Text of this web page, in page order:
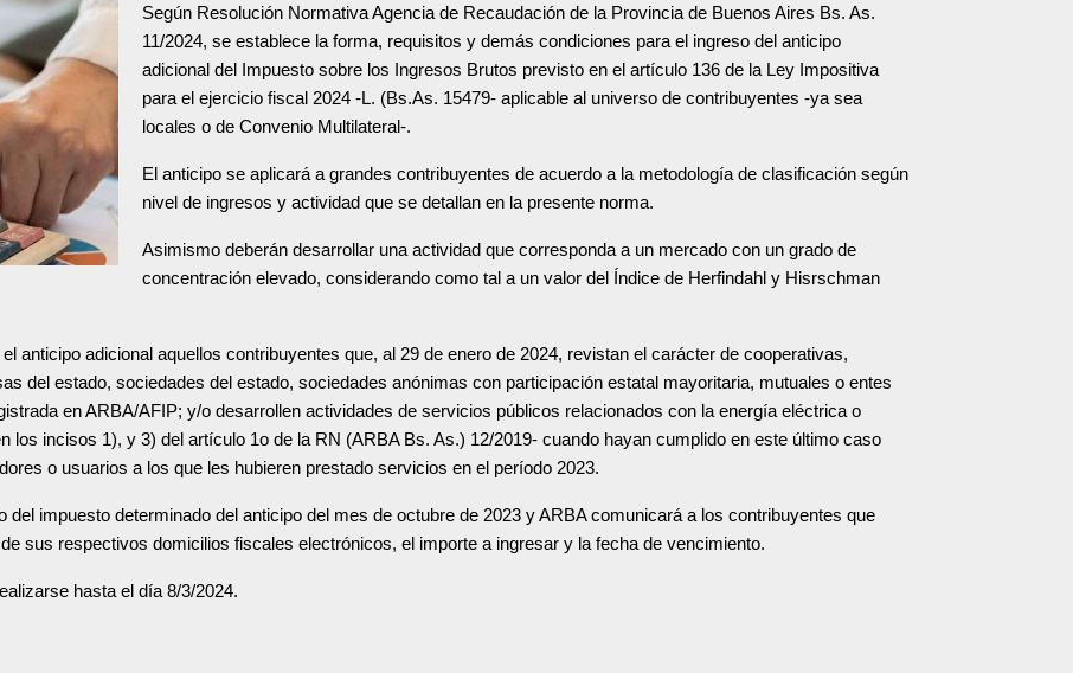
Según Resolución Normativa Agencia de Recaudación de la Provincia de Buenos Aires Bs. As.
11/2024, se establece la forma, requisitos y demás condiciones para el ingreso del anticipo
adicional del Impuesto sobre los Ingresos Brutos previsto en el artículo 136 de la Ley Impositiva
para el ejercicio fiscal 2024 -L. (Bs.As. 15479- aplicable al universo de contribuyentes -ya sea
locales o de Convenio Multilateral-.
El anticipo se aplicará a grandes contribuyentes de acuerdo a la metodología de clasificación según
nivel de ingresos y actividad que se detallan en la presente norma.
Asimismo deberán desarrollar una actividad que corresponda a un mercado con un grado de
concentración elevado, considerando como tal a un valor del Índice de Herfindahl y Hisrschman
anticipo adicional aquellos contribuyentes que, al 29 de enero de 2024, revistan el carácter de cooperativas,
del estado, sociedades del estado, sociedades anónimas con participación estatal mayoritaria, mutuales o entes
en ARBA/AFIP; y/o desarrollen actividades de servicios públicos relacionados con la energía eléctrica o
los incisos 1), y 3) del artículo 1o de la RN (ARBA Bs. As.) 12/2019- cuando hayan cumplido en este último caso
o usuarios a los que les hubieren prestado servicios en el período 2023.
del impuesto determinado del anticipo del mes de octubre de 2023 y ARBA comunicará a los contribuyentes que
sus respectivos domicilios fiscales electrónicos, el importe a ingresar y la fecha de vencimiento.
hasta el día 8/3/2024.